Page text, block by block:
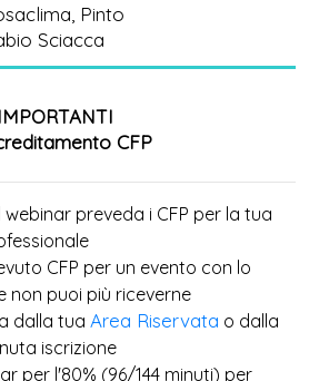
Pinto
Sciacca
CFP
preveda i CFP per la tua
CFP per un evento con lo
non puoi più riceverne
dalla tua Area Riservata o dalla
iscrizione
per l'80% (96/144 minuti) per